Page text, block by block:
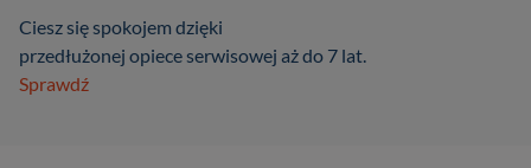
Ciesz się spokojem dzięki
przedłużonej opiece serwisowej aż do 7 lat.
Sprawdź